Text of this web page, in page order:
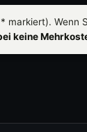
* markiert). Wenn
keine